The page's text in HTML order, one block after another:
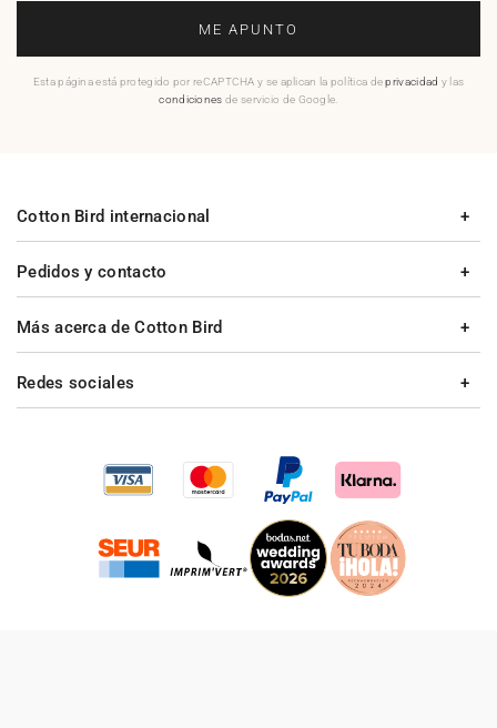
ME APUNTO
Esta página está protegido por reCAPTCHA y se aplican la política deprivacidad y las
condiciones de servicio de Google.
Pedidos y contacto
Más acerca de Cotton Bird
Cotton Bird internacional
Redes sociales